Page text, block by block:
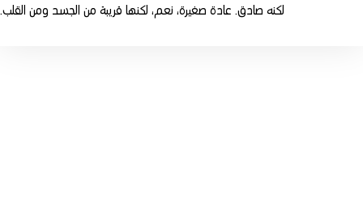
لكنه صادق. عادة صغيرة، نعم، لكنها قريبة من الجسد ومن القلب.